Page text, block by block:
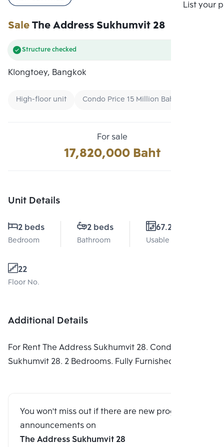
List your
SaleThe Address Sukhumvit 28
Structure checked
Klongtoey, Bangkok
High-floor unit Condo Price 15 Million Baht - 30 Million
For sale
17,820,000 Baht
Unit Details
2 beds
Bedroom
2 beds
Bathroom
67.26 Sq.m.
Usable area
22
Floor No.
Additional Details
For Rent The Address Sukhumvit 28. Condominium in
Sukhumvit 28. 2 Bedrooms. Fully Furnished
You won't miss out if there are new program
announcements on
The Address Sukhumvit 28